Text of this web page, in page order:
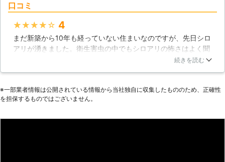
ではありません。 弊社では衛生害虫
駆除費用を抑えて、お客様に寄り添っ
た価格でサービスをご提供します。
口コミ
★★★★★ 4
まだ新築から10年も経っていない住まいなのですが、先日シロ
アリが湧きました。衛生害虫の中でもシロアリの怖さはよく聞
いていたので戦慄しました。友人から衛生害虫駆除を行ってい
て翌日には調査スタッフが来てくれ、シロアリの検査をした後
に駆除という流れでした。まだ完全には駆除は終わっていない
続きを読む
※⼀部業者情報は公開されている情報から当社独⾃に収集したもののため、正確性
を担保するものではございません。